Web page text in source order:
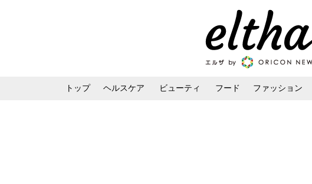
トップ ヘルスケア ビューティ フード ファッション